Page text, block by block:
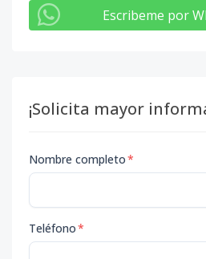
Escribeme por
¡Solicita mayor
Nombre completo*
Teléfono*